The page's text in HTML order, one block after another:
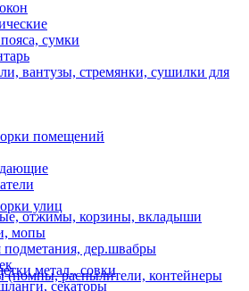
сумки
вантузы, стремянки, сушилки для
помещений
отжимы, корзины, вкладыши
мопы
дер.швабры
улиц
метал., совки
секаторы
(помпы, распылители, контейнеры